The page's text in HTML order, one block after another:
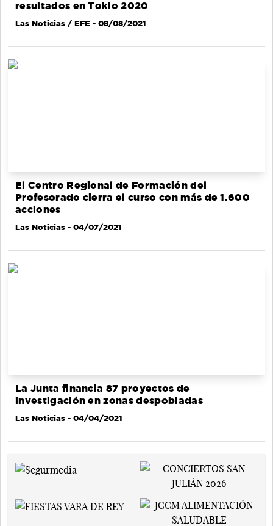
resultados en Tokio 2020
Las Noticias / EFE - 08/08/2021
El Centro Regional de Formación del
Profesorado cierra el curso con más de 1.600
acciones
Las Noticias - 04/07/2021
La Junta financia 87 proyectos de
investigación en zonas despobladas
Las Noticias - 04/04/2021